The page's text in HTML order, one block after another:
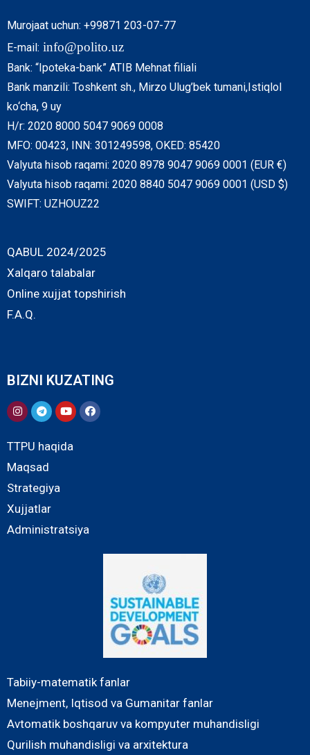
Murojaat uchun: +99871 203-07-77
E-mail: info@polito.uz
Bank: “Ipoteka-bank” ATIB Mehnat filiali
Bank manzili: Toshkent sh., Mirzo Ulug’bek tumani,Istiqlol
ko‘cha, 9 uy
H/r: 2020 8000 5047 9069 0008
MFO: 00423, INN: 301249598, OKED: 85420
Valyuta hisob raqami: 2020 8978 9047 9069 0001 (EUR €)
Valyuta hisob raqami: 2020 8840 5047 9069 0001 (USD $)
SWIFT: UZHOUZ22
QABUL 2024/2025
Xalqaro talabalar
Online xujjat topshirish
F.A.Q.
BIZNI KUZATING
TTPU haqida
Maqsad
Strategiya
Xujjatlar
Administratsiya
Tabiiy-matematik fanlar
Menejment, Iqtisod va Gumanitar fanlar
Avtomatik boshqaruv va kompyuter muhandisligi
Qurilish muhandisligi va arxitektura